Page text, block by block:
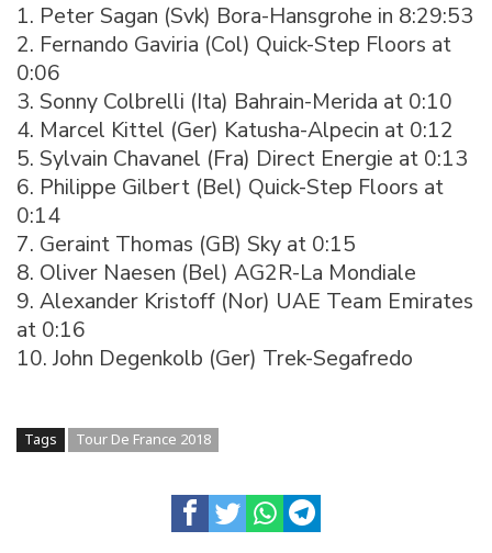
1. Peter Sagan (Svk) Bora-Hansgrohe in 8:29:53
2. Fernando Gaviria (Col) Quick-Step Floors at
0:06
3. Sonny Colbrelli (Ita) Bahrain-Merida at 0:10
4. Marcel Kittel (Ger) Katusha-Alpecin at 0:12
5. Sylvain Chavanel (Fra) Direct Energie at 0:13
6. Philippe Gilbert (Bel) Quick-Step Floors at
0:14
7. Geraint Thomas (GB) Sky at 0:15
8. Oliver Naesen (Bel) AG2R-La Mondiale
9. Alexander Kristoff (Nor) UAE Team Emirates
at 0:16
10. John Degenkolb (Ger) Trek-Segafredo
Tags Tour De France 2018